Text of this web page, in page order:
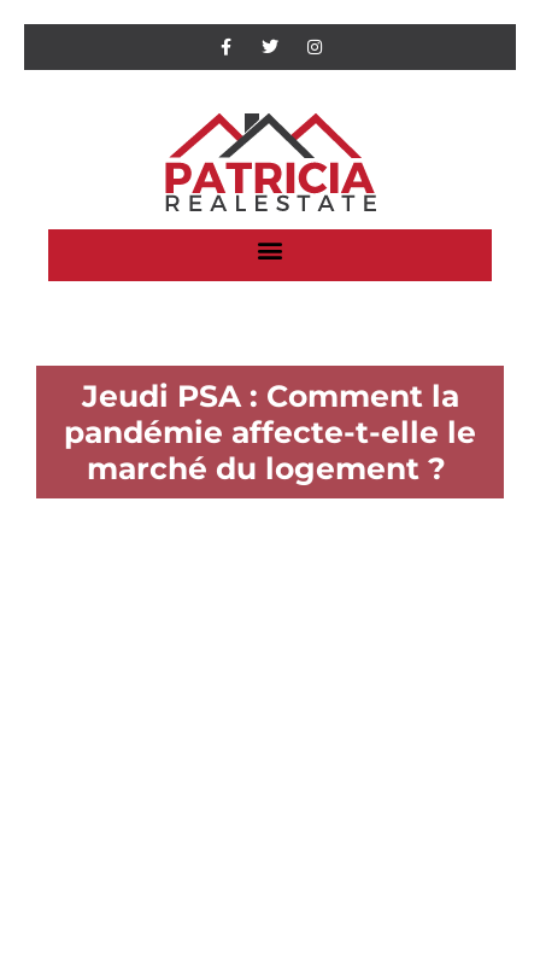
Jeudi PSA : Comment la
pandémie affecte-t-elle le
marché du logement ?